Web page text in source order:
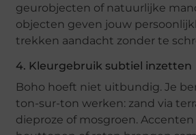
geurobjecten of natuurlijke
objecten geven jouw
trekken aandacht zonder te
4. Kleurgebruik subtiel inzetten
Boho hoeft niet uitbundig. Je
ton-sur-ton werken: zand via
dieproze of mosgroen.